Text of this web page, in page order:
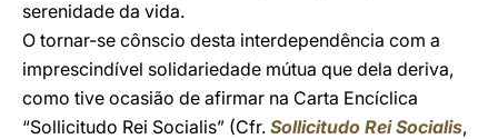
serenidade da vida.
O tornar-se cônscio desta interdependência com a
imprescindível solidariedade mútua que dela deriva,
como tive ocasião de afirmar na Carta Encíclica
“Sollicitudo Rei Socialis” (Cfr. Sollicitudo Rei Socialis,